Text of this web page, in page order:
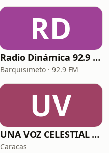
RD
Radio Dinámica 92.9 FM
Barquisimeto · 92.9 FM
UV
UNA VOZ CELESTIAL VENEZUELA
Caracas